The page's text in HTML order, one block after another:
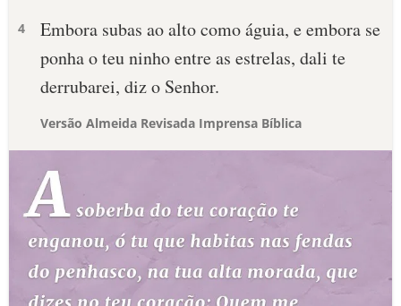
4
Embora subas ao alto como águia, e embora se
ponha o teu ninho entre as estrelas, dali te
derrubarei, diz o Senhor.
Versão Almeida Revisada Imprensa Bíblica